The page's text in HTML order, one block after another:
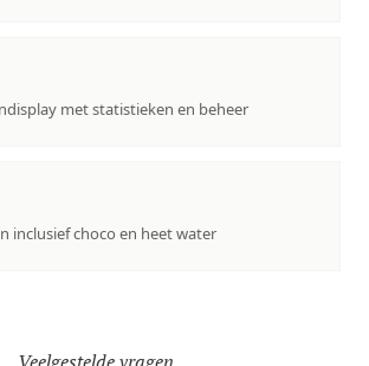
met statistieken en beheer
inclusief choco en heet water